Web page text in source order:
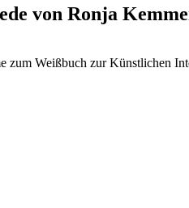
von Ronja
zum Weißbuch zur Künstlichen